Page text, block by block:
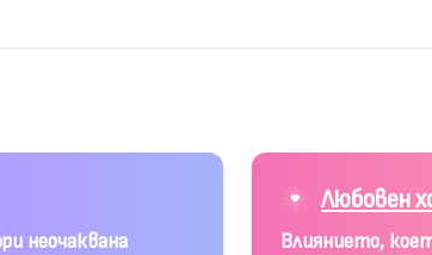
неочаквана
Любовен
Влиянието,